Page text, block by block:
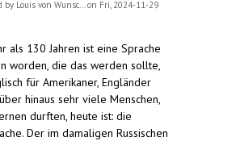
by Louis von Wunsc...on Fri, 2024-11-29
als 130 Jahren ist eine Sprache
worden, die das werden sollte,
für Amerikaner, Engländer
hinaus sehr viele Menschen,
durften, heute ist: die
Der im damaligen Russischen